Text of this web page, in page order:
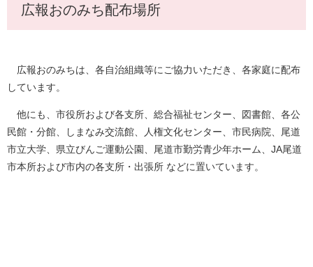
広報おのみち配布場所
広報おのみちは、各自治組織等にご協力いただき、各家庭に配布
しています。
他にも、市役所および各支所、総合福祉センター、図書館、各公
民館・分館、しまなみ交流館、人権文化センター、市民病院、尾道
市立大学、県立びんご運動公園、尾道市勤労青少年ホーム、JA尾道
市本所および市内の各支所・出張所 などに置いています。